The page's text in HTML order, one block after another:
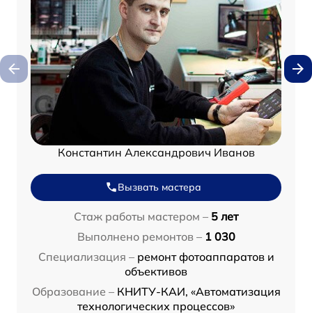
Константин Александрович Иванов
Вызвать мастера
Стаж работы мастером – 5 лет
Выполнено ремонтов – 1 030
Специализация – ремонт фотоаппаратов и
объективов
Образование – КНИТУ-КАИ, «Автоматизация
технологических процессов»